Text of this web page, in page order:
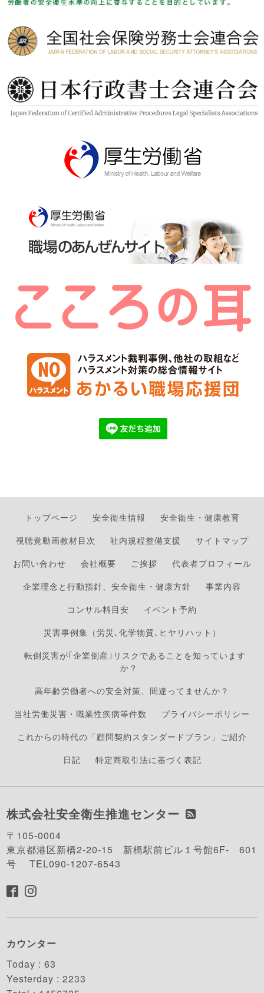
トップページ 安全衛生情報
安全衛生・健康教育
視聴覚動画教材目次
社内規程整備支援
サイトマップ
お問い合わせ
会社概要 ご挨拶
代表者プロフィール
企業理念と行動指針、安全衛生・健康方針
事業内容
コンサル料目安
イベント予約
災害事例集（労災､化学物質､ヒヤリハット）
転倒災害が｢企業倒産｣リスクであることを知っています
か？
高年齢労働者への安全対策、間違ってませんか？
当社労働災害・職業性疾病等件数
プライバシーポリシー
これからの時代の「顧問契約スタンダードプラン」ご紹介
日記
特定商取引法に基づく表記
株式会社安全衛生推進センター
〒105-0004
東京都港区新橋2-20-15 新橋駅前ビル１号館6F- 601
号 TEL090-1207-6543
カウンター
Today :63
Yesterday :2233